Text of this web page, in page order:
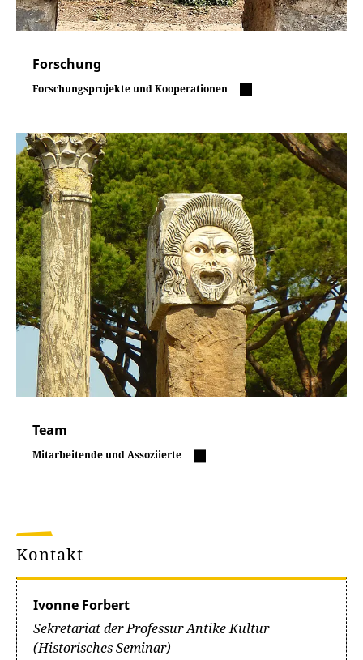
Forschung
Forschungsprojekte und Kooperationen
Team
Mitarbeitende und Assoziierte
Kontakt
Ivonne Forbert
Sekretariat der Professur Antike Kultur
(Historisches Seminar)